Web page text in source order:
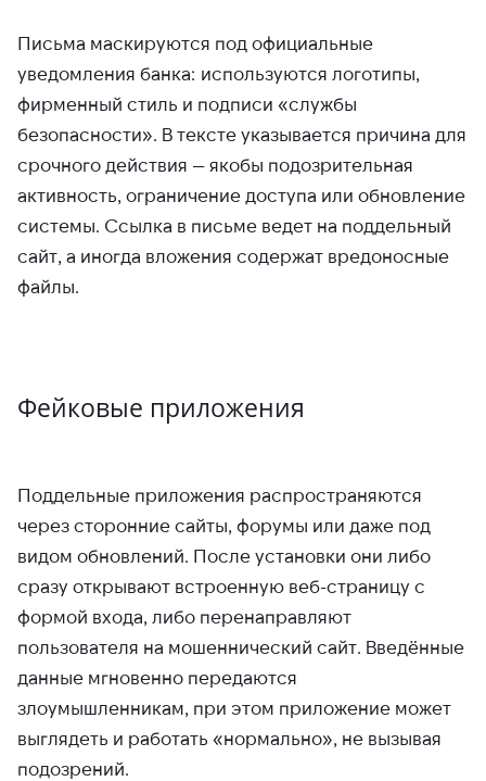
Письма маскируются под официальные
уведомления банка: используются логотипы,
фирменный стиль и подписи «службы
безопасности». В тексте указывается причина для
срочного действия — якобы подозрительная
активность, ограничение доступа или обновление
системы. Ссылка в письме ведет на поддельный
сайт, а иногда вложения содержат вредоносные
файлы.
Фейковые приложения
Поддельные приложения распространяются
через сторонние сайты, форумы или даже под
видом обновлений. После установки они либо
сразу открывают встроенную веб-страницу с
формой входа, либо перенаправляют
пользователя на мошеннический сайт. Введённые
данные мгновенно передаются
злоумышленникам, при этом приложение может
выглядеть и работать «нормально», не вызывая
подозрений.